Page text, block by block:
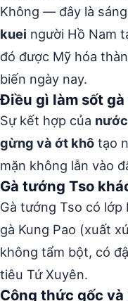
Không — đây là
kuei người Hồ Nam
đó được Mỹ hóa
biến ngày nay.
Điều gì làm sốt
Sự kết hợp của
gừng và ớt khô tạo
mặn không lẫn vào
Gà tướng Tso
Gà tướng Tso có
gà Kung Pao (xuất
không tẩm bột, có
tiêu Tứ Xuyên.
Công thức gốc